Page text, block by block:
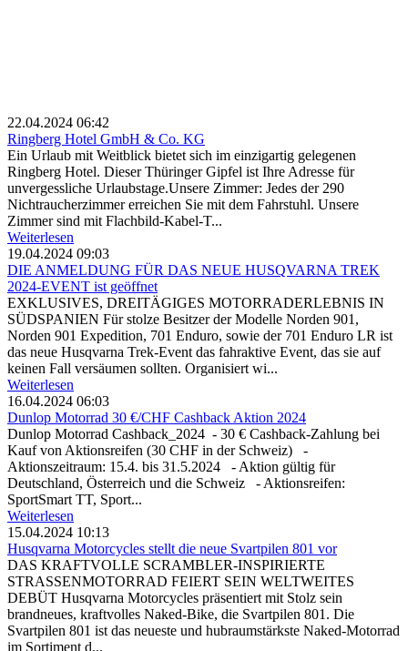
22.04.2024 06:42
Ringberg Hotel GmbH & Co. KG
Ein Urlaub mit Weitblick bietet sich im einzigartig gelegenen
Ringberg Hotel. Dieser Thüringer Gipfel ist Ihre Adresse für
unvergessliche Urlaubstage.Unsere Zimmer: Jedes der 290
Nichtraucherzimmer erreichen Sie mit dem Fahrstuhl. Unsere
Zimmer sind mit Flachbild-Kabel-T...
Weiterlesen
19.04.2024 09:03
DIE ANMELDUNG FÜR DAS NEUE HUSQVARNA TREK
2024-EVENT ist geöffnet
EXKLUSIVES, DREITÄGIGES MOTORRADERLEBNIS IN
SÜDSPANIEN Für stolze Besitzer der Modelle Norden 901,
Norden 901 Expedition, 701 Enduro, sowie der 701 Enduro LR ist
das neue Husqvarna Trek-Event das fahraktive Event, das sie auf
keinen Fall versäumen sollten. Organisiert wi...
Weiterlesen
16.04.2024 06:03
Dunlop Motorrad 30 €/CHF Cashback Aktion 2024
Dunlop Motorrad Cashback_2024 - 30 € Cashback-Zahlung bei
Kauf von Aktionsreifen (30 CHF in der Schweiz) -
Aktionszeitraum: 15.4. bis 31.5.2024 - Aktion gültig für
Deutschland, Österreich und die Schweiz - Aktionsreifen:
SportSmart TT, Sport...
Weiterlesen
15.04.2024 10:13
Husqvarna Motorcycles stellt die neue Svartpilen 801 vor
DAS KRAFTVOLLE SCRAMBLER-INSPIRIERTE
STRASSENMOTORRAD FEIERT SEIN WELTWEITES
DEBÜT Husqvarna Motorcycles präsentiert mit Stolz sein
brandneues, kraftvolles Naked-Bike, die Svartpilen 801. Die
Svartpilen 801 ist das neueste und hubraumstärkste Naked-Motorrad
im Sortiment d...